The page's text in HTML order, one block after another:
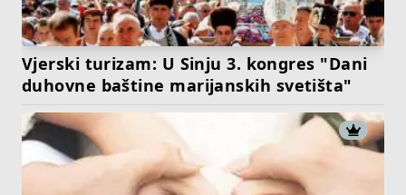
Vjerski turizam: U Sinju 3. kongres "Dani
duhovne baštine marijanskih svetišta"